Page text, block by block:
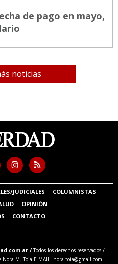
de pago en mayo,
noticias
JUDICIALES
COLUMNISTAS
OPINIÓN
CONTACTO
/Todos los derechos reservados /
M. Toia E-MAIL: nora.toia@gmail.com